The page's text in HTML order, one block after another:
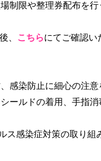
制限や整理券配布を
、 こちらにてご確認い
感染防止に細心の注意
ールドの着用、手指
ス感染症対策の取り組